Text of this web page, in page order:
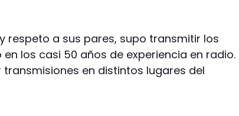
respeto a sus pares, supo transmitir los
los casi 50 años de experiencia en radio.
en distintos lugares del